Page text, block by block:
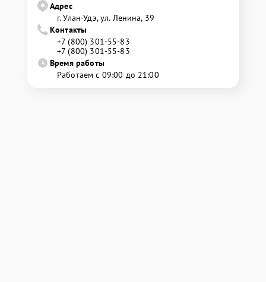
Адрес
г. Улан-Удэ, ул. Ленина, 39
Контакты
+7 (800) 301-55-83
+7 (800) 301-55-83
Время работы
Работаем с 09:00 до 21:00